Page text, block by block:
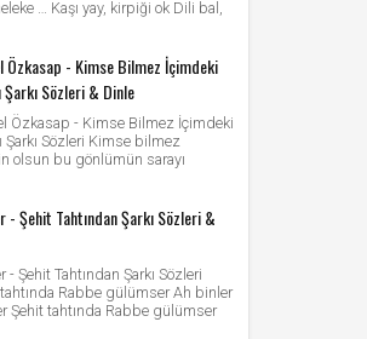
… Kaşı yay, kirpiği ok Dili bal,
Özkasap - Kimse Bilmez İçimdeki
Şarkı Sözleri & Dinle
Özkasap - Kimse Bilmez İçimdeki
Şarkı Sözleri Kimse bilmez
olsun bu gönlümün sarayı
- Şehit Tahtından Şarkı Sözleri &
- Şehit Tahtından Şarkı Sözleri
Rabbe gülümser Ah binler
Şehit tahtında Rabbe gülümser